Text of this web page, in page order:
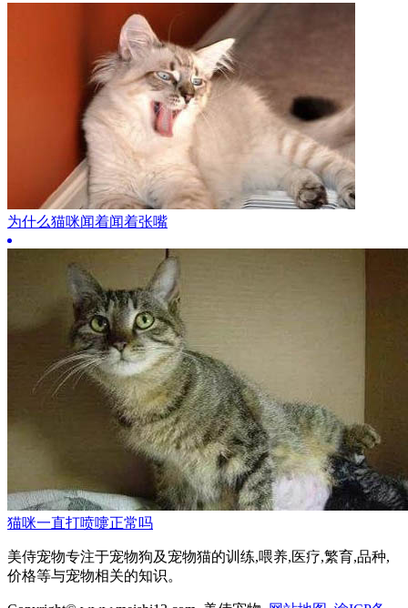
为什么猫咪闻着闻着张嘴
猫咪一直打喷嚏正常吗
美侍宠物专注于宠物狗及宠物猫的训练,喂养,医疗,繁育,品种,
价格等与宠物相关的知识。